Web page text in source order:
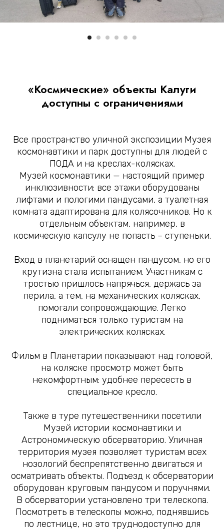
«Космические» объекты Калуги
доступны с ограничениями
Все пространство уличной экспозиции Музея
космонавтики и парк доступны для людей с
ПОДА и на креслах-колясках.
Музей космонавтики — настоящий пример
инклюзивности: все этажи оборудованы
лифтами и пологими пандусами, а туалетная
комната адаптирована для колясочников. Но к
отдельным объектам, например, в
космическую капсулу не попасть – ступеньки.
Вход в планетарий оснащен пандусом, но его
крутизна стала испытанием. Участникам с
тростью пришлось напрячься, держась за
перила, а тем, на механических колясках,
помогали сопровождающие. Легко
подниматься только туристам на
электрических колясках.
Фильм в Планетарии показывают над головой,
на коляске просмотр может быть
некомфортным: удобнее пересесть в
специальное кресло.
Также в туре путешественники посетили
Музей истории космонавтики и
Астрономическую обсерваторию. Уличная
территория музея позволяет туристам всех
нозологий беспрепятственно двигаться и
осматривать объекты. Подъезд к обсерватории
оборудован круговым пандусом и поручнями.
В обсерватории установлено три телескопа.
Посмотреть в телескопы можно, поднявшись
по лестнице, но это труднодоступно для